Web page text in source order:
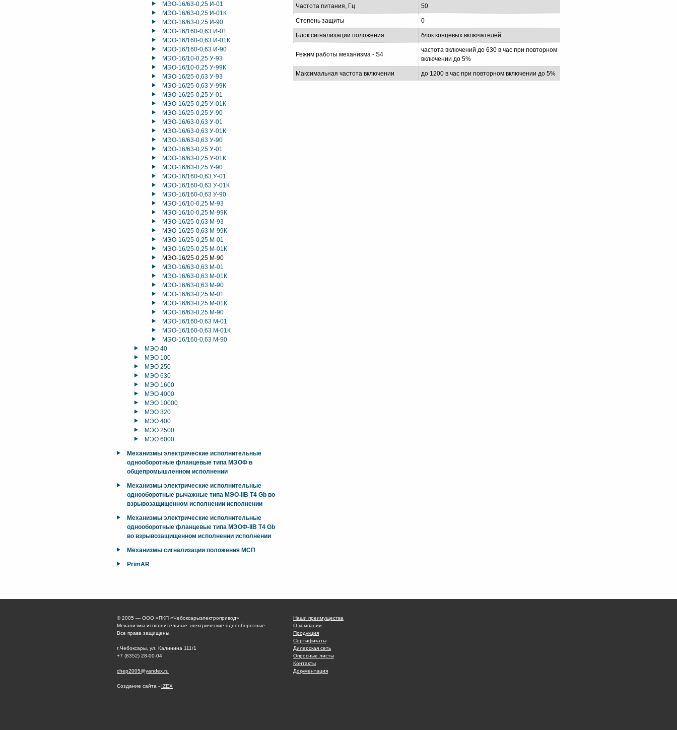
МЭО-16/63-0,25 И-01
МЭО-16/63-0,25 И-01К
МЭО-16/63-0,25 И-90
МЭО-16/160-0,63 И-01
МЭО-16/160-0,63 И-01К
МЭО-16/160-0,63 И-90
МЭО-16/10-0,25 У-93
МЭО-16/10-0,25 У-99К
МЭО-16/25-0,63 У-93
МЭО-16/25-0,63 У-99К
МЭО-16/25-0,25 У-01
МЭО-16/25-0,25 У-01К
МЭО-16/25-0,25 У-90
МЭО-16/63-0,63 У-01
МЭО-16/63-0,63 У-01К
МЭО-16/63-0,63 У-90
МЭО-16/63-0,25 У-01
МЭО-16/63-0,25 У-01К
МЭО-16/63-0,25 У-90
МЭО-16/160-0,63 У-01
МЭО-16/160-0,63 У-01К
МЭО-16/160-0,63 У-90
МЭО-16/10-0,25 М-93
МЭО-16/10-0,25 М-99К
МЭО-16/25-0,63 М-93
МЭО-16/25-0,63 М-99К
МЭО-16/25-0,25 М-01
МЭО-16/25-0,25 М-01К
МЭО-16/25-0,25 М-90
МЭО-16/63-0,63 М-01
МЭО-16/63-0,63 М-01К
МЭО-16/63-0,63 М-90
МЭО-16/63-0,25 М-01
МЭО-16/63-0,25 М-01К
МЭО-16/63-0,25 М-90
МЭО-16/160-0,63 М-01
МЭО-16/160-0,63 М-01К
МЭО-16/160-0,63 М-90
МЭО 40
МЭО 100
МЭО 250
МЭО 630
МЭО 1600
МЭО 4000
МЭО 10000
МЭО 320
МЭО 400
МЭО 2500
МЭО 6000
Механизмы электрические исполнительные
однооборотные фланцевые типа МЭОФ в
общепромышленном исполнении
Механизмы электрические исполнительные
однооборотные рычажные типа МЭО-IIB T4 Gb во
взрывозащищенном исполнении исполнении
Механизмы электрические исполнительные
однооборотные фланцевые типа МЭОФ-IIB T4 Gb
во взрывозащищенном исполнении исполнении
Механизмы сигнализации положения МСП
PrimAR
Частота питания, Гц 50
Степень защиты 0
Блок сигнализации положения блок концевых включателей
Режим работы механизма - S4
частота включений до 630 в час при повторном
включении до 5%
Максимальная частота включении до 1200 в час при повторном включении до 5%
© 2005 — ООО «ПКП «Чебоксарыэлектропривод»
Механизмы исполнительные электрические однооборотные
Все права защищены.
г.Чебоксары, ул. Калинина 111/1
+7 (8352) 28-00-04
chep2005@yandex.ru
Создание сайта - IZEX
Наши преимущества
О компании
Продукция
Сертификаты
Дилерская сеть
Опросные листы
Контакты
Документация